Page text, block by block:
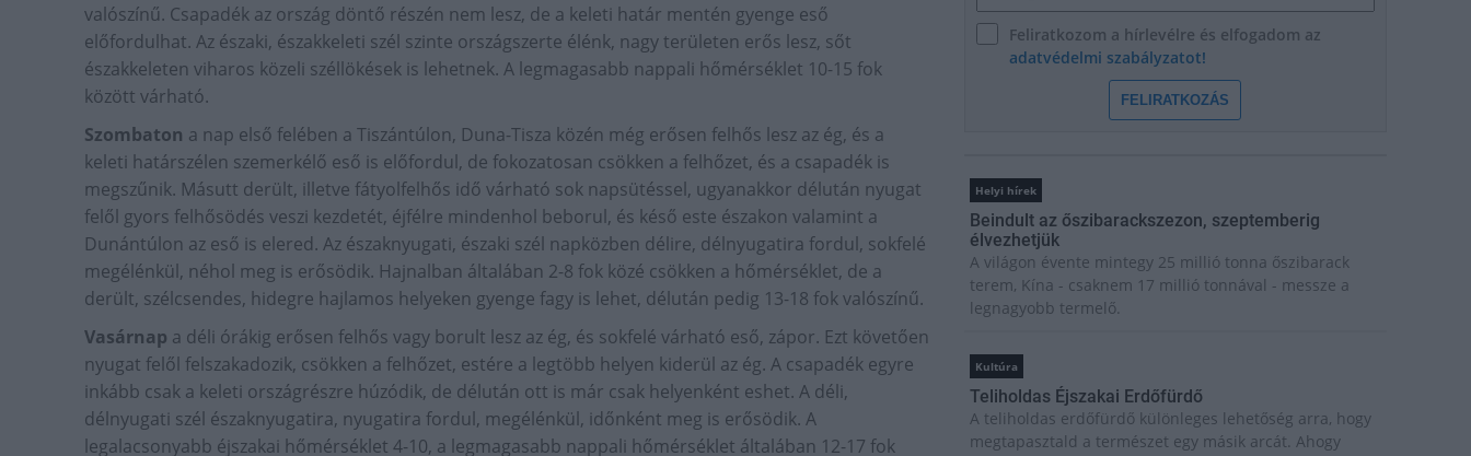
valószínű. Csapadék az ország döntő részén nem lesz, de a keleti határ mentén gyenge eső
előfordulhat. Az északi, északkeleti szél szinte országszerte élénk, nagy területen erős lesz, sőt
északkeleten viharos közeli széllökések is lehetnek. A legmagasabb nappali hőmérséklet 10-15 fok
között várható.
Szombaton a nap első felében a Tiszántúlon, Duna-Tisza közén még erősen felhős lesz az ég, és a
keleti határszélen szemerkélő eső is előfordul, de fokozatosan csökken a felhőzet, és a csapadék is
megszűnik. Másutt derült, illetve fátyolfelhős idő várható sok napsütéssel, ugyanakkor délután nyugat
felől gyors felhősödés veszi kezdetét, éjfélre mindenhol beborul, és késő este északon valamint a
Dunántúlon az eső is elered. Az északnyugati, északi szél napközben délire, délnyugatira fordul, sokfelé
megélénkül, néhol meg is erősödik. Hajnalban általában 2-8 fok közé csökken a hőmérséklet, de a
derült, szélcsendes, hidegre hajlamos helyeken gyenge fagy is lehet, délután pedig 13-18 fok valószínű.
Vasárnap a déli órákig erősen felhős vagy borult lesz az ég, és sokfelé várható eső, zápor. Ezt követően
nyugat felől felszakadozik, csökken a felhőzet, estére a legtöbb helyen kiderül az ég. A csapadék egyre
inkább csak a keleti országrészre húzódik, de délután ott is már csak helyenként eshet. A déli,
délnyugati szél északnyugatira, nyugatira fordul, megélénkül, időnként meg is erősödik. A
legalacsonyabb éjszakai hőmérséklet 4-10, a legmagasabb nappali hőmérséklet általában 12-17 fok
Feliratkozom a hírlevélre és elfogadom az
adatvédelmi szabályzatot!
FELIRATKOZÁS
Helyi hírek
Beindult az őszibarackszezon, szeptemberig
élvezhetjük
A világon évente mintegy 25 millió tonna őszibarack
terem, Kína - csaknem 17 millió tonnával - messze a
legnagyobb termelő.
Kultúra
Teliholdas Éjszakai Erdőfürdő
A teliholdas erdőfürdő különleges lehetőség arra, hogy
megtapasztald a természet egy másik arcát. Ahogy